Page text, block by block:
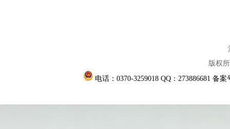
版权
电话：0370-3259018 QQ：273886681 备案